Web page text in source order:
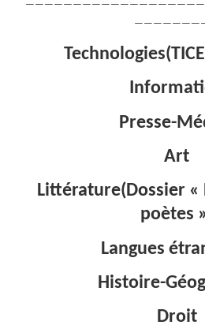
Presse-
Art
Littérature(Dossier «
poètes
Langues
Histoire-
Droit